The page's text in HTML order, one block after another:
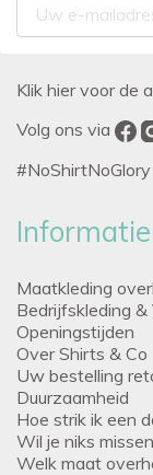
Klik hier voor de
Volg ons via
#NoShirtNoGlory
Informatie
Maatkleding
Bedrijfskleding &
Openingstijden
Over Shirts & Co
Uw bestelling
Duurzaamheid
Hoe strik ik een
Wil je niks
Welk maat